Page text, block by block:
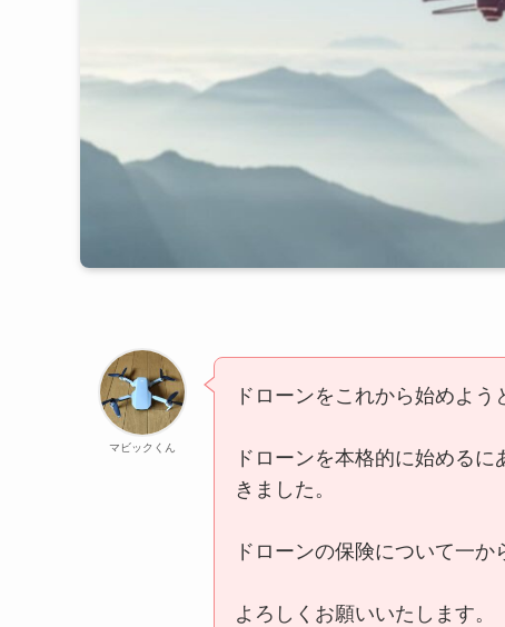
マビックくん
ドローンをこれから始めよう
ドローンを本格的に始める
きました。
ドローンの保険について一か
よろしくお願いいたします。